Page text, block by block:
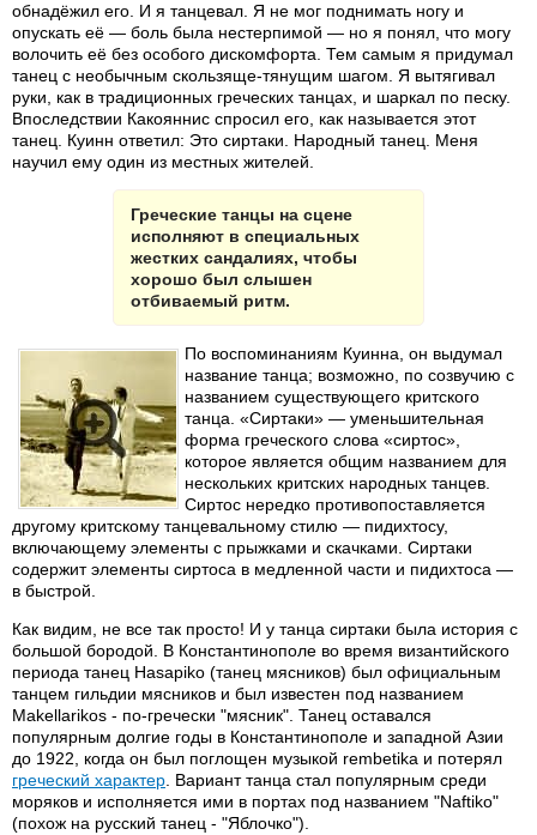
обнадёжил его. И я танцевал. Я не мог поднимать ногу и
опускать её — боль была нестерпимой — но я понял, что могу
волочить её без особого дискомфорта. Тем самым я придумал
танец с необычным скользяще-тянущим шагом. Я вытягивал
руки, как в традиционных греческих танцах, и шаркал по песку.
Впоследствии Какояннис спросил его, как называется этот
танец. Куинн ответил: Это сиртаки. Народный танец. Меня
научил ему один из местных жителей.
Греческие танцы на сцене
исполняют в специальных
жестких сандалиях, чтобы
хорошо был слышен
отбиваемый ритм.
По воспоминаниям Куинна, он выдумал
название танца; возможно, по созвучию с
названием существующего критского
танца. «Сиртаки» — уменьшительная
форма греческого слова «сиртос»,
которое является общим названием для
нескольких критских народных танцев.
Сиртос нередко противопоставляется
другому критскому танцевальному стилю — пидихтосу,
включающему элементы с прыжками и скачками. Сиртаки
содержит элементы сиртоса в медленной части и пидихтоса —
в быстрой.
Как видим, не все так просто! И у танца сиртаки была история с
большой бородой. В Константинополе во время византийского
периода танец Нasapiko (танец мясников) был официальным
танцем гильдии мясников и был известен под названием
Makellarikos - по-гречески "мясник". Танец оставался
популярным долгие годы в Константинополе и западной Азии
до 1922, когда он был поглощен музыкой rembetika и потерял
греческий характер . Вариант танца стал популярным среди
моряков и исполняется ими в портах под названием "Naftiko"
(похож на русский танец - "Яблочко").